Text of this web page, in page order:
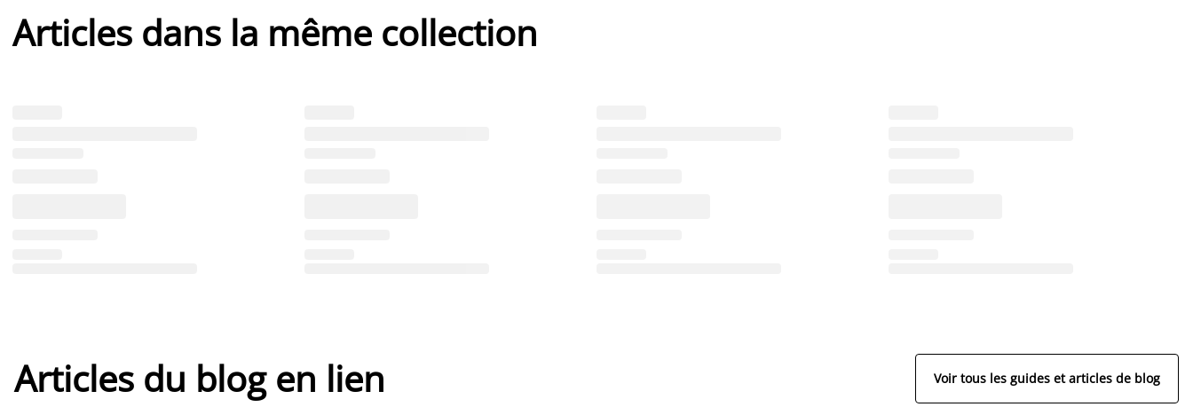
Articles dans la même collection
Articles du blog en lien Voir tous les guides et articles de blog